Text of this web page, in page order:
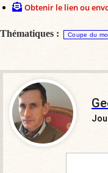
Obtenir le lien ou
Thématiques : Coupe du